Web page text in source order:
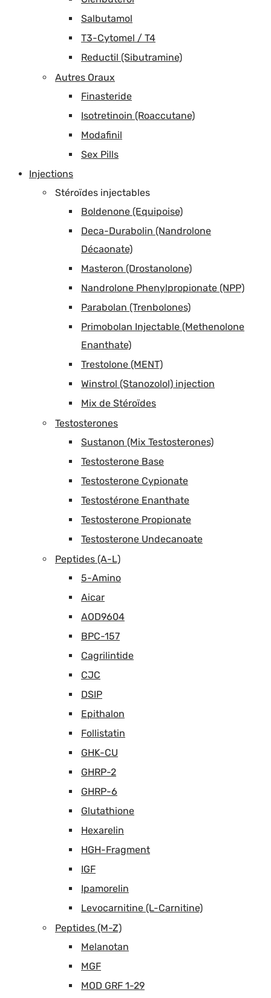
Salbutamol
T3-Cytomel / T4
Reductil (Sibutramine)
Autres Oraux
Finasteride
Isotretinoin (Roaccutane)
Modafinil
Sex Pills
Injections
Stéroïdes injectables
Boldenone (Equipoise)
Deca-Durabolin (Nandrolone
Décaonate)
Masteron (Drostanolone)
Nandrolone Phenylpropionate (NPP)
Parabolan (Trenbolones)
Primobolan Injectable (Methenolone
Enanthate)
Trestolone (MENT)
Winstrol (Stanozolol) injection
Mix de Stéroïdes
Testosterones
Sustanon (Mix Testosterones)
Testosterone Base
Testosterone Cypionate
Testostérone Enanthate
Testosterone Propionate
Testosterone Undecanoate
Peptides (A-L)
5-Amino
Aicar
AOD9604
BPC-157
Cagrilintide
CJC
DSIP
Epithalon
Follistatin
GHK-CU
GHRP-2
GHRP-6
Glutathione
Hexarelin
HGH-Fragment
IGF
Ipamorelin
Levocarnitine (L-Carnitine)
Peptides (M-Z)
Melanotan
MGF
MOD GRF 1-29